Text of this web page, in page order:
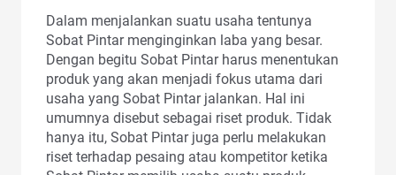
Dalam menjalankan suatu usaha tentunya
Sobat Pintar menginginkan laba yang besar.
Dengan begitu Sobat Pintar harus menentukan
produk yang akan menjadi fokus utama dari
usaha yang Sobat Pintar jalankan. Hal ini
umumnya disebut sebagai riset produk. Tidak
hanya itu, Sobat Pintar juga perlu melakukan
riset terhadap pesaing atau kompetitor ketika